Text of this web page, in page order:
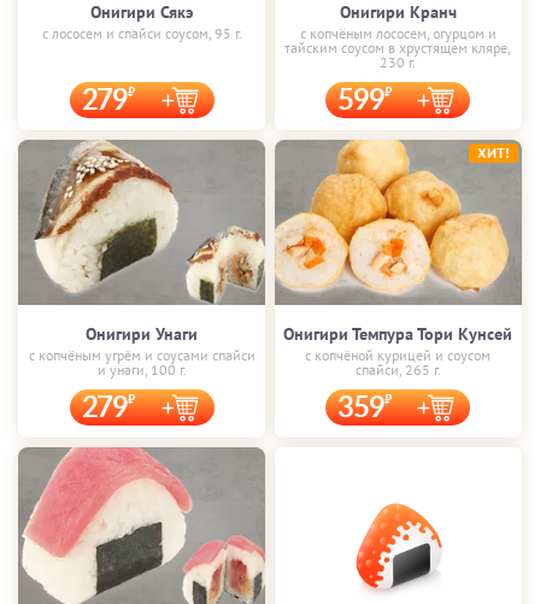
Онигири Сякэ
с лососем и спайси соусом, 95 г.
279
Онигири Кранч
с копчёным лососем, огурцом и
тайским соусом в хрустящем кляре,
230 г.
599
Онигири Унаги
с копчёным угрём и соусами спайси
и унаги, 100 г.
279
Онигири Темпура Тори Кунсей
с копчёной курицей и соусом
спайси, 265 г.
359
ХИТ!